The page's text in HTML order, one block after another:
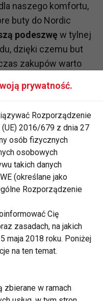
naszego komfortu,
buty do Nordic
podeszwęw tylnej
dzięki czemu but
zakupów warto
jak przy
zbliżony do łuku.
i zgina w pół, lepiej
inny. Najlepiej
włoskiej
Tec.
tylko dobra
– przekonuje
dystrybutora
rzeźbę bieżnika
na różnej
gdy podczas
prywatność.
Rozporządzenie
(UE) 2016/679 z dnia 27
osób fizycznych
osobowych
takich danych
(określane jako
Rozporządzenie
Cię
zasadach, na jakich
maja 2018 roku. Poniżej
na ten temat.
zbierane w ramach